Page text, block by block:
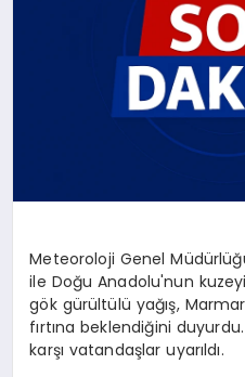
Meteoroloji Genel
ile Doğu Anadolu'nun
gök gürültülü yağış,
fırtına beklendiğini
karşı vatandaşlar uyarıldı.